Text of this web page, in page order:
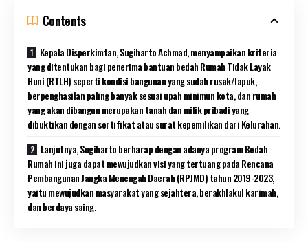
Contents
Kepala Disperkimtan, Sugiharto Achmad, menyampaikan kriteria
yang ditentukan bagi penerima bantuan bedah Rumah Tidak Layak
Huni (RTLH) seperti kondisi bangunan yang sudah rusak/lapuk,
berpenghasilan paling banyak sesuai upah minimun kota, dan rumah
yang akan dibangun merupakan tanah dan milik pribadi yang
dibuktikan dengan sertifikat atau surat kepemilikan dari Kelurahan.
Lanjutnya, Sugiharto berharap dengan adanya program Bedah
Rumah ini juga dapat mewujudkan visi yang tertuang pada Rencana
Pembangunan Jangka Menengah Daerah (RPJMD) tahun 2019-2023,
yaitu mewujudkan masyarakat yang sejahtera, berakhlakul karimah,
dan berdaya saing.